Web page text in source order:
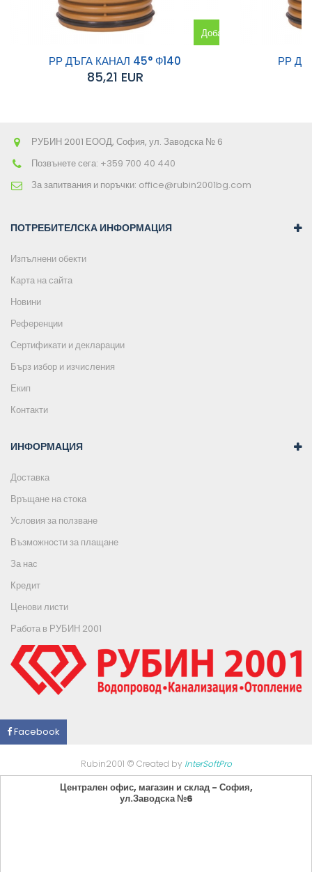
Добавяне
РР ДЪГА КАНАЛ 45° Ф140
85,21 EUR
РР
РУБИН 2001 ЕООД, София, ул. Заводска № 6
Позвънете сега: +359 700 40 440
За запитвания и поръчки: office@rubin2001bg.com
ПОТРЕБИТЕЛСКА ИНФОРМАЦИЯ
Изпълнени обекти
Карта на сайта
Новини
Референции
Сертификати и декларации
Бърз избор и изчисления
Екип
Контакти
ИНФОРМАЦИЯ
Доставка
Връщане на стока
Условия за ползване
Възможности за плащане
За нас
Кредит
Ценови листи
Работа в РУБИН 2001
Facebook
Rubin2001 © Created by InterSoftPro
Централен офис, магазин и склад - София,
ул.Заводска №6